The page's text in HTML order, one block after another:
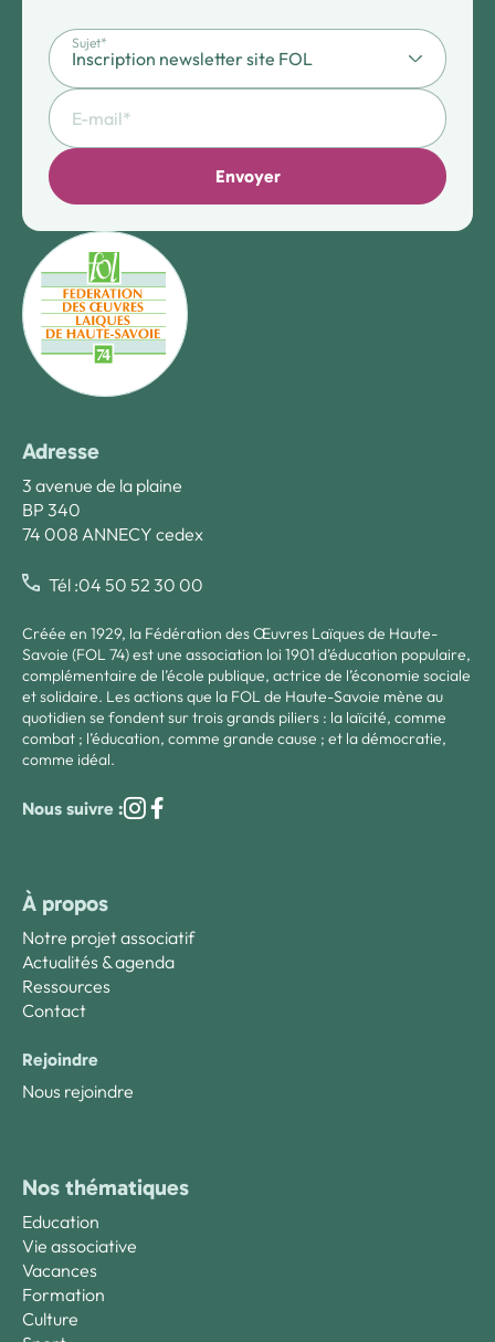
Sujet*
Envoyer
Adresse
3 avenue de la plaine
BP 340
74 008 ANNECY cedex
Tél :04 50 52 30 00
Créée en 1929, la Fédération des Œuvres Laïques de Haute-
Savoie (FOL 74) est une association loi 1901 d’éducation populaire,
complémentaire de l’école publique, actrice de l’économie sociale
et solidaire. Les actions que la FOL de Haute-Savoie mène au
quotidien se fondent sur trois grands piliers : la laïcité, comme
combat ; l’éducation, comme grande cause ; et la démocratie,
comme idéal.
Nous suivre :
À propos
Notre projet associatif
Actualités & agenda
Ressources
Contact
Rejoindre
Nous rejoindre
Nos thématiques
Education
Vie associative
Vacances
Formation
Culture